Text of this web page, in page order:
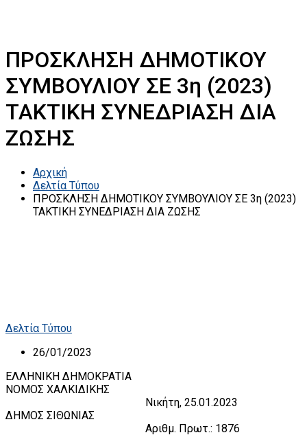
ΠΡΟΣΚΛΗΣΗ ΔΗΜΟΤΙΚΟΥ
ΣΥΜΒΟΥΛΙΟΥ ΣΕ 3η (2023)
ΤΑΚΤΙΚΗ ΣΥΝΕΔΡΙΑΣΗ ΔΙΑ
ΖΩΣΗΣ
Αρχική
Δελτία Τύπου
ΠΡΟΣΚΛΗΣΗ ΔΗΜΟΤΙΚΟΥ ΣΥΜΒΟΥΛΙΟΥ ΣΕ 3η (2023)
ΤΑΚΤΙΚΗ ΣΥΝΕΔΡΙΑΣΗ ΔΙΑ ΖΩΣΗΣ
Δελτία Τύπου
26/01/2023
ΕΛΛΗΝΙΚΗ ΔΗΜΟΚΡΑΤΙΑ
ΝΟΜΟΣ ΧΑΛΚΙΔΙΚΗΣ
Νικήτη, 25.01.2023
ΔΗΜΟΣ ΣΙΘΩΝΙΑΣ
Αριθμ. Πρωτ.: 1876